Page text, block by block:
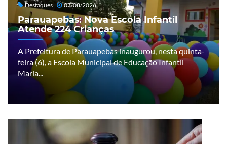
Destaques 07/08/2026
Parauapebas: Nova Escola Infantil
Atende 224 Crianças
A Prefeitura de Parauapebas inaugurou, nesta quinta-
feira (6), a Escola Municipal de Educação Infantil
Maria...